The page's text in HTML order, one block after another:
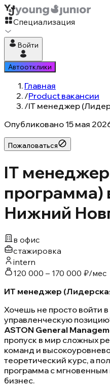
Специализация
Войти
Автоотклики
Главная
/Product вакансии
/IT менеджер
Опубликовано 15 мая
Пожаловаться
IT
программа)
Нижний
в офис
стажировка
intern
120 000 – 170 000 ₽/мес
ИТ менеджер
Хочешь не просто войти в
управленческую
ASTON General
пропуск в мир сложных
команд и
теоретический курс, а
программа с
бизнес.